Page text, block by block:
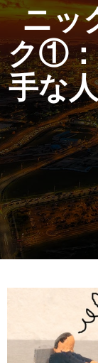
ニッ
ク①：
手な